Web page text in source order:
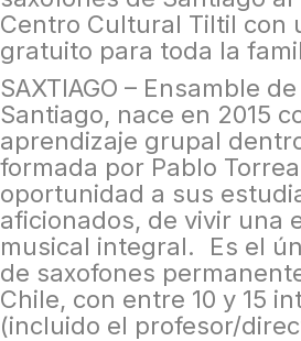
Centro Cultural Tiltil con
gratuito para toda la
SAXTIAGO – Ensamble
Santiago, nace en 2015
aprendizaje grupal
formada por Pablo
oportunidad a sus
aficionados, de vivir una
musical integral. Es el
de saxofones
Chile, con entre 10 y 15
(incluido el profesor/